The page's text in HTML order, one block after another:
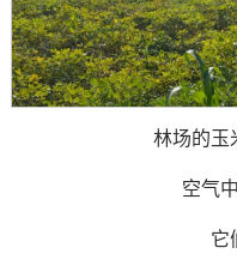
林场的玉
空气
它